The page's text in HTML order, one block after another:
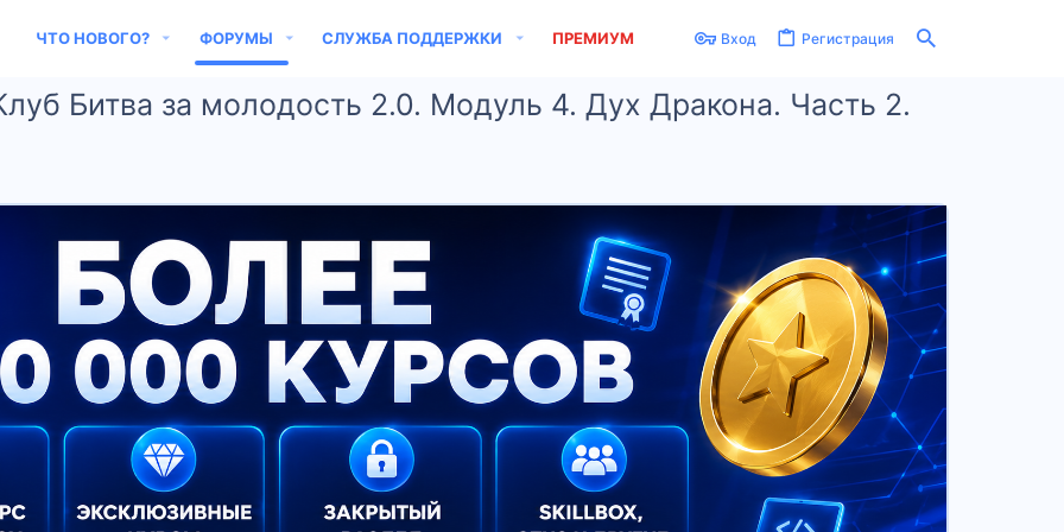
ЧТО НОВОГО? ФОРУМЫ СЛУЖБА ПОДДЕРЖКИ ПРЕМИУМ Вход Регистрация
Битва за молодость 2.0. Модуль 4. Дух Дракона. Часть 2.